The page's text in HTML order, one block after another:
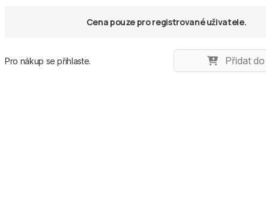
Cena pouze pro registrované uživatele.
Pro nákup se přihlaste. Přidat